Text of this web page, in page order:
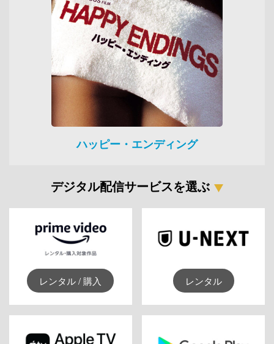
ハッピー・エンディング
デジタル配信サービスを選ぶ
レンタル / 購入 レンタル